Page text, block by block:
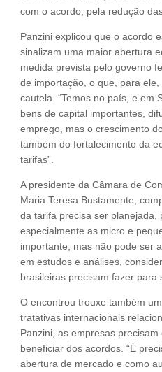
com o acordo, pela redução
Panzini explicou que o acordo
sinalizam uma maior abertura
medida prevista pelo governo
de importação, o que, para
cautela. “Temos no país, e em
bens de capital importantes,
emprego, mas o crescimento
também do fortalecimento da
tarifas”.
A presidente da Câmara de
Maria Teresa Bustamente,
da tarifa precisa ser planejada,
especialmente as micro e
importante, mas não pode ser
em estudos e análises,
brasileiras precisam fazer para
O encontrou trouxe também
tratativas internacionais
Panzini, as empresas
beneficiar dos acordos. “É
abertura de mercado e como